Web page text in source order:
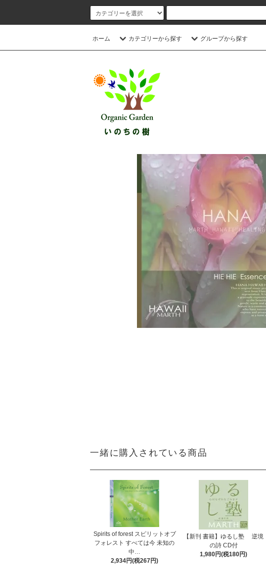
ホーム カテゴリーから探す グループから探す
一緒に購入されている商品
Spirits of forest スピリットオブ
フォレスト すべては今 未知の
中…
2,934円(税267円)
【新刊 書籍】ゆるし塾 逆境
の詩 CD付
1,980円(税180円)